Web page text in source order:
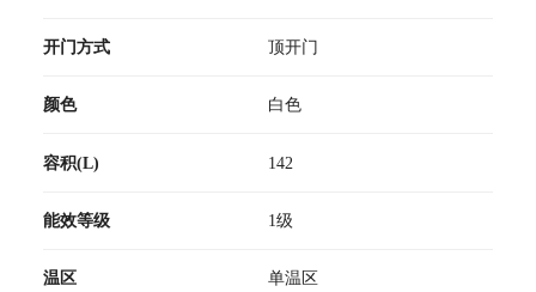
开门方式 顶开门
颜色 白色
容积(L) 142
能效等级 1级
温区 单温区